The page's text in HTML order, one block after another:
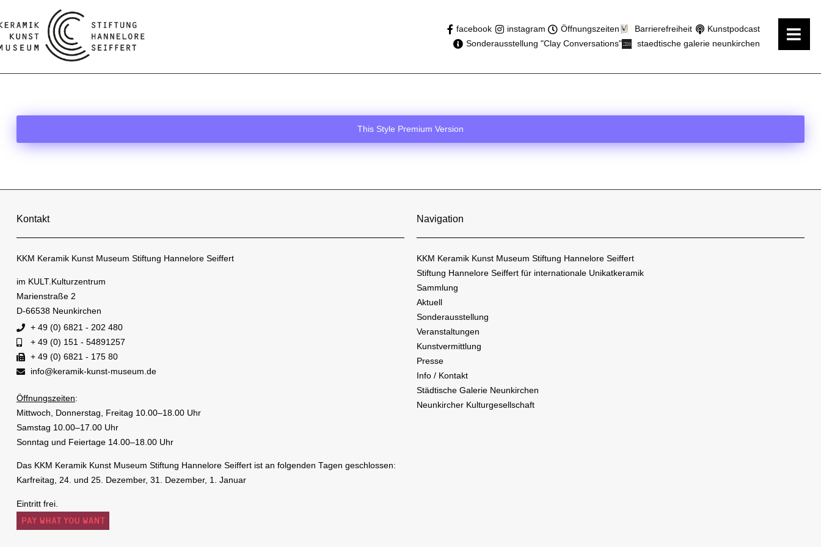
facebook instagram Öffnungszeiten Barrierefreiheit
Kunstpodcast
Sonderausstellung "Clay Conversations"
staedtische galerie neunkirchen
This Style Premium Version
Kontakt
KKM Keramik Kunst Museum Stiftung Hannelore Seiffert
im KULT.Kulturzentrum
Marienstraße 2
D-66538 Neunkirchen
+ 49 (0) 6821 - 202 480
+ 49 (0) 151 - 54891257
+ 49 (0) 6821 - 175 80
info@keramik-kunst-museum.de
Öffnungszeiten:
Mittwoch, Donnerstag, Freitag 10.00–18.00 Uhr
Samstag 10.00–17.00 Uhr
Sonntag und Feiertage 14.00–18.00 Uhr
Das KKM Keramik Kunst Museum Stiftung Hannelore Seiffert ist an folgenden Tagen geschlossen:
Karfreitag, 24. und 25. Dezember, 31. Dezember, 1. Januar
Eintritt frei.
Navigation
KKM Keramik Kunst Museum Stiftung Hannelore Seiffert
Stiftung Hannelore Seiffert für internationale Unikatkeramik
Sammlung
Aktuell
Sonderausstellung
Veranstaltungen
Kunstvermittlung
Presse
Info / Kontakt
Städtische Galerie Neunkirchen
Neunkircher Kulturgesellschaft